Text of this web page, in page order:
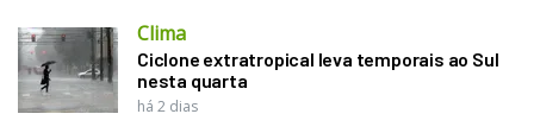
Clima
Ciclone extratropical leva temporais ao Sul
nesta quarta
há 2 dias